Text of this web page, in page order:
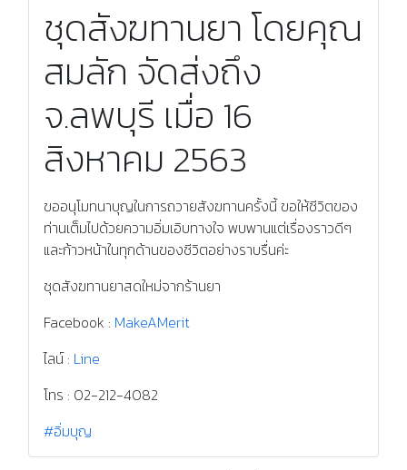
ชุดสังฆทานยา โดยคุณ
สมลัก จัดส่งถึง
จ.ลพบุรี เมื่อ 16
สิงหาคม 2563
ขออนุโมทนาบุญในการถวายสังฆทานครั้งนี้ ขอให้ชีวิตของ
ท่านเต็มไปด้วยความอิ่มเอิบทางใจ พบพานแต่เรื่องราวดีๆ
และก้าวหน้าในทุกด้านของชีวิตอย่างราบรื่นค่ะ
ชุดสังฆทานยาสดใหม่จากร้านยา
Facebook : MakeAMerit
ไลน์ : Line
โทร : 02-212-4082
#อิ่มบุญ